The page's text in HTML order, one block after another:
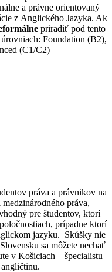
a právne orientovaný
z Anglického Jazyka. Ak
priradiť pod tento
Foundation (B2),
(C1/C2)
práva a právnikov na
práva,
pre študentov, ktorí
prípadne ktorí
jazyku. Skúšky nie
sa môžete nechať
v Košiciach – špecialistu